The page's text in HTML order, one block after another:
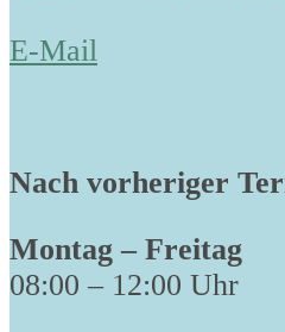
E-Mail
Nach vorheriger
Montag – Freitag
08:00 – 12:00 Uhr